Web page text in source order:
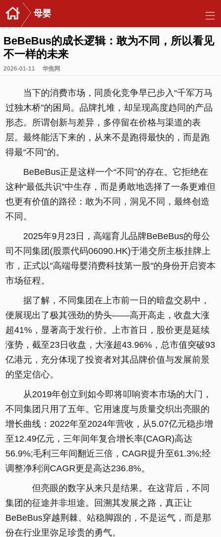
母婴
BeBeBus的成长逻辑：敢为不同，所以看见
不一样的未来
2026-01-11 华焦网
当下的消费市场，同质化竞争早已步入“千军万马
过独木桥”的困局。品牌扎堆，却呈现高度趋同的产品
形态。所谓创新与差异，多停留在价格与渠道的表
层。最终能活下来的，从来不是跑得最快的，而是跑
得最“不同”的。
BeBeBus正是这样一个“不同”的存在。它拒绝在
这种“最低共识”中生存，而是勇敢地选择了一条更难但
也更有价值的路径：敢为不同，洞见不同，最终创造
不同。
2025年9月23日，高端育儿品牌BeBeBus的母公
司不同集团(股票代码06090.HK)于港交所主板挂牌上
市，正式以"高端母婴消费科技第一股"的身份开启资本
市场征程。
据了解，不同集团在上市前一日的暗盘交易中，
便展现出了极其强劲的势头——高开高走，收盘大涨
超41%，显著高于发行价。上市首日，股价更是延续
涨势，截至23日收盘，大涨超43.96%，总市值突破93
亿港元，充分体现了投资者对其品牌价值与发展前景
的坚定信心。
从2019年创立到如今即将叩响资本市场的大门，
不同集团只用了五年。它用速度与质量交织出亮眼的
增长曲线：2022年至2024年营收，从5.07亿元稳步增
至12.49亿元，三年间年复合增长率(CAGR)高达
56.9%;毛利三年间翻近三倍，CAGR提升至61.3%;经
调整净利润CAGR更是高达236.8%。
但亮眼的数字从来只是结果。在这背后，不同
集团的征途并非坦途。回溯其发展之路，真正让
BeBeBus穿越荆棘、站稳脚跟的，不是运气，而是那
份在行业里弥足珍贵的勇气。